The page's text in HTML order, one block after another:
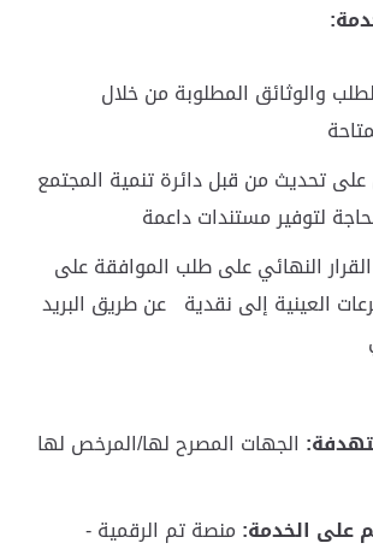
والوثائق المطلوبة من خلال
تحديث من قبل دائرة تنمية المجتمع
لتوفير مستندات داعمة
النهائي على طلب الموافقة على
العينية إلى نقدية عن طريق البريد
الجهات المصرح لها/المرخص لها
على الخدمة: منصة تم الرقمية -